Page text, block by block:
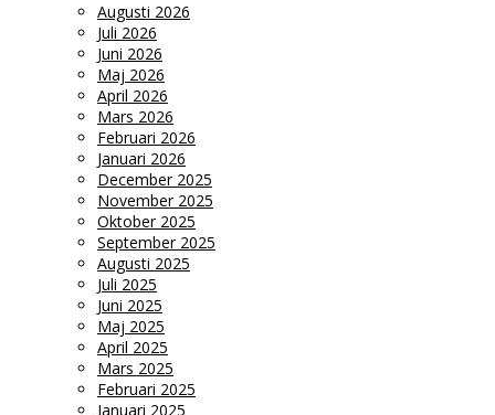
Augusti 2026
Juli 2026
Juni 2026
Maj 2026
April 2026
Mars 2026
Februari 2026
Januari 2026
December 2025
November 2025
Oktober 2025
September 2025
Augusti 2025
Juli 2025
Juni 2025
Maj 2025
April 2025
Mars 2025
Februari 2025
Januari 2025